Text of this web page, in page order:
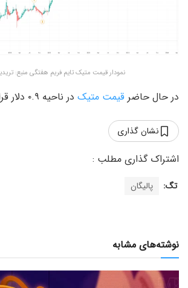
نمودار قیمت متیک تایم فریم هفتگی منبع:
در حال حاضر قیمت متیک در ناحیه ۰.۹ دلار قرار دارد.
نشان گذاری
تگ: پالیگان
نوشته‌های مشابه